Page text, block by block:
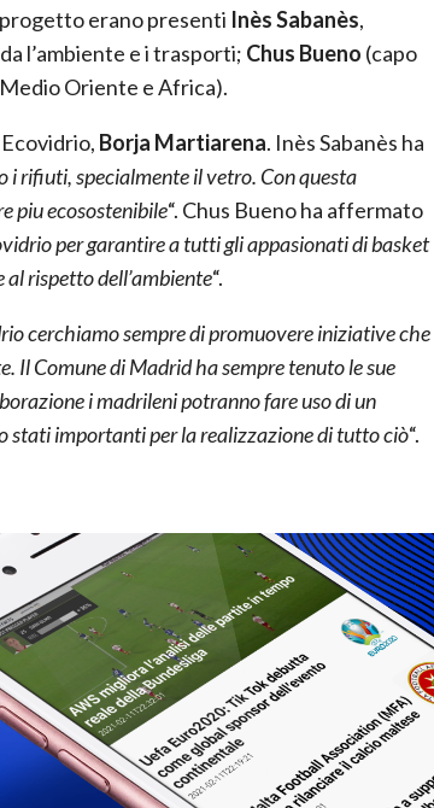
erano presenti Inès Sabanès,
l’ambiente e i trasporti; Chus Bueno (capo
Oriente e Africa).
Borja Martiarena. Inès Sabanès ha
i rifiuti, specialmente il vetro. Con questa
piu ecosostenibile“. Chus Bueno ha affermato
per garantire a tutti gli appasionati di basket
rispetto dell’ambiente“.
cerchiamo sempre di promuovere iniziative che
Il Comune di Madrid ha sempre tenuto le sue
i madrileni potranno fare uso di un
stati importanti per la realizzazione di tutto ciò“.